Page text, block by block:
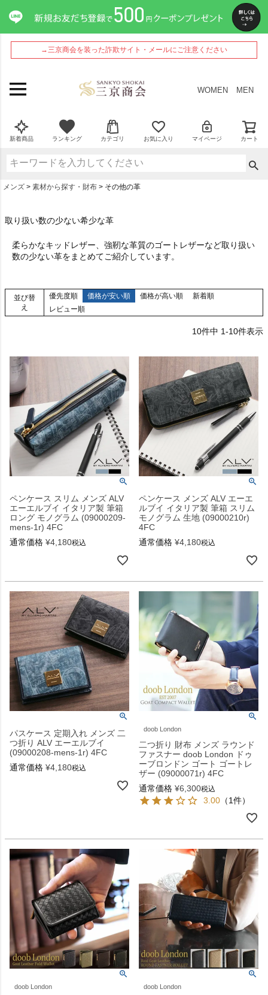
→三京商会を装った詐欺サイト・メールにご注意ください
WOMEN MEN
新着商品 ランキング カテゴリ お気に入り マイページ カート
メンズ 素材から探す・財布 その他の革
取り扱い数の少ない希少な革
柔らかなキッドレザー、強靭な革質のゴートレザーなど取り扱い
数の少ない革をまとめてご紹介しています。
並び替
え
優先度順 価格が安い順 価格が高い順
新着順
レビュー順
10件中 1-10件表示
ペンケース スリム メンズ ALV
エーエルブイ イタリア製 筆箱
ロング モノグラム (09000209-
mens-1r) 4FC
通常価格 ¥4,180税込
ペンケース メンズ ALV エーエ
ルブイ イタリア製 筆箱 スリム
モノグラム 生地 (09000210r)
4FC
通常価格 ¥4,180税込
パスケース 定期入れ メンズ 二
つ折り ALV エーエルブイ
(09000208-mens-1r) 4FC
通常価格 ¥4,180税込
doob London
二つ折り 財布 メンズ ラウンド
ファスナー doob London ドゥ
ーブロンドン ゴート ゴートレ
ザー (09000071r) 4FC
通常価格 ¥6,300税込
3.00 （1件）
doob London doob London